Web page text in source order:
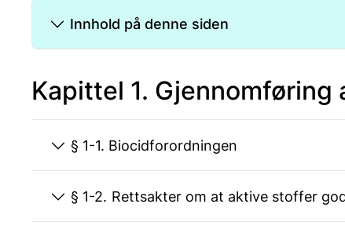
Innhold på denne siden
Kapittel 1.
§ 1-1. Biocidforordningen
§ 1-2. Rettsakter om at aktive stoffer